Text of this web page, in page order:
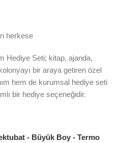
herkese
Hediye Seti; kitap, ajanda,
bir araya getiren özel
hem de kurumsal hediye seti
bir hediye seçeneğidir.
- Büyük Boy - Termo